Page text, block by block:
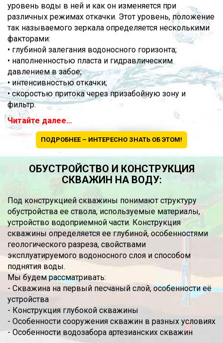
уровень воды в ней и как он изменяется при
различных режимах откачки. Этот уровень, положение
так называемого зеркала определяется несколькими
факторами:
• глубиной залегания водоносного горизонта;
• наполненностью пласта и гидравлическим
давлением в забое;
• интенсивностью откачки;
• скоростью притока через призабойную зону и
фильтр.
Читайте далее…
ПОДРОБНЕЕ – ИНТЕРЕСНО ЗНАТЬ ОБ ЭТОМ!
ОБУСТРОЙСТВО И КОНСТРУКЦИЯ
СКВАЖИН НА ВОДУ:
Под конструкцией скважины понимают структуру
обустройства ее ствола, используемые материалы,
устройство водоприемной части. Конструкция
скважины определяется ее глубиной, особенностями
геологического разреза, свойствами
эксплуатируемого водоносного слоя и способом
поднятия воды.
Мы будем рассматривать:
- Скважина на первый песчаный слой, особенности её
устройства
- Конструкция глубокой скважины
- Особенности сооружения скважин в разных условиях
- Особенности водозабора артезианских скважин